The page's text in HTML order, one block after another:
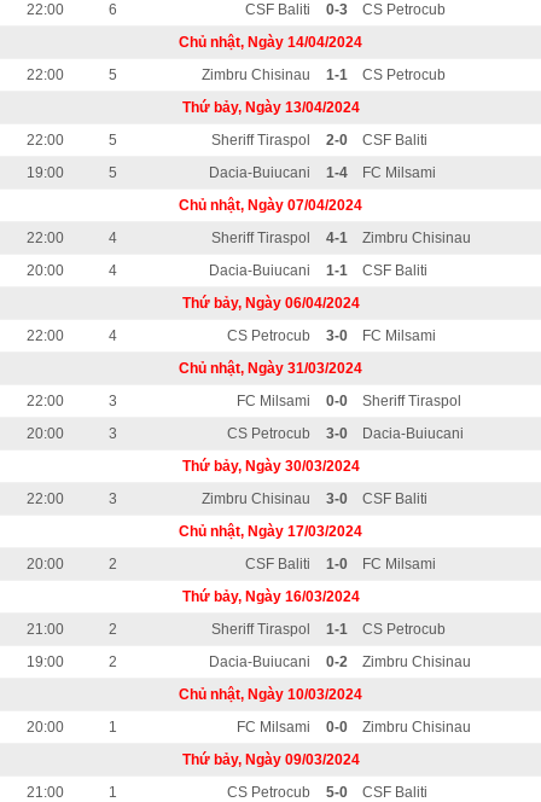
22:00
6 CSF Baliti 0-3
CS Petrocub
Chủ nhật, Ngày 14/04/2024
22:00
5 Zimbru Chisinau 1-1
CS Petrocub
Thứ bảy, Ngày 13/04/2024
22:00
5 Sheriff Tiraspol 2-0
CSF Baliti
19:00
5 Dacia-Buiucani 1-4
FC Milsami
Chủ nhật, Ngày 07/04/2024
22:00
4 Sheriff Tiraspol 4-1
Zimbru Chisinau
20:00
4 Dacia-Buiucani 1-1
CSF Baliti
Thứ bảy, Ngày 06/04/2024
22:00
4 CS Petrocub 3-0
FC Milsami
Chủ nhật, Ngày 31/03/2024
22:00
3 FC Milsami 0-0
Sheriff Tiraspol
20:00
3 CS Petrocub 3-0
Dacia-Buiucani
Thứ bảy, Ngày 30/03/2024
22:00
3 Zimbru Chisinau 3-0
CSF Baliti
Chủ nhật, Ngày 17/03/2024
20:00
2 CSF Baliti 1-0
FC Milsami
Thứ bảy, Ngày 16/03/2024
21:00
2 Sheriff Tiraspol 1-1
CS Petrocub
19:00
2 Dacia-Buiucani 0-2
Zimbru Chisinau
Chủ nhật, Ngày 10/03/2024
20:00
1 FC Milsami 0-0
Zimbru Chisinau
Thứ bảy, Ngày 09/03/2024
21:00
1 CS Petrocub 5-0
CSF Baliti